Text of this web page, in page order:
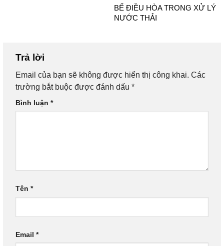
BỂ ĐIỀU HÒA TRONG XỬ LÝ
NƯỚC THẢI
Trả lời
Email của bạn sẽ không được hiển thị công khai. Các
trường bắt buộc được đánh dấu *
Bình luận *
Tên *
Email *